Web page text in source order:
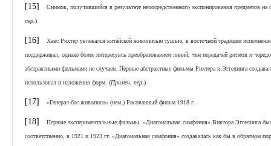
[15] Снимок, получившийся в результате непосредственного экспонирования предметов
пер. )
[16] Ханс Рихтер увлекался китайской живописью тушью, в восточной традиции
поддерживал, однако более интересуясь преобразованием линий, чем передачей ритмов и
абстрактными фильмами не случаен. Первые абстрактные фильмы Рихтера и Эггелинга
использовал и наложения форм. (Примеч. пер. )
[17] «Генерал-бас живописи» (нем.) Рисованный фильм 1918 г.
[18] Первые экспериментальные фильмы. «Диагональная симфония» Виктора Эггелинга
соответственно, в 1921 и 1923 гг. «Диагональная симфония» создавалась как бы в обратном